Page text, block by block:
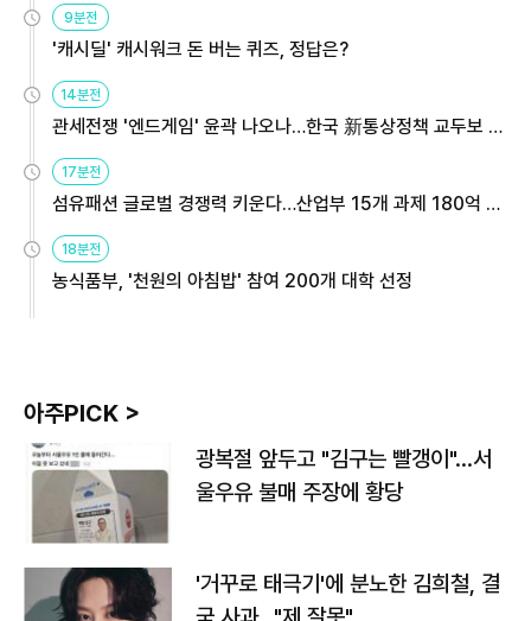
9분전
'캐시딜' 캐시워크 돈 버는 퀴즈, 정답은?
14분전
관세전쟁 '엔드게임' 윤곽 나오나…한국 新통상정책 교두보 활
17분전
섬유패션 글로벌 경쟁력 키운다…산업부 15개 과제 180억 지
18분전
농식품부, '천원의 아침밥' 참여 200개 대학 선정
아주PICK >
광복절 앞두고 "김구는 빨갱이"…서
울우유 불매 주장에 황당
'거꾸로 태극기'에 분노한 김희철, 결